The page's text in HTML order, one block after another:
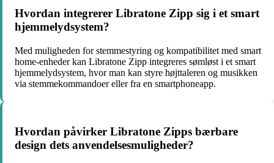
Hvordan integrerer Libratone Zipp sig i et smart
hjemmelydsystem?
Med muligheden for stemmestyring og kompatibilitet med smart
home-enheder kan Libratone Zipp integreres sømløst i et smart
hjemmelydsystem, hvor man kan styre højttaleren og musikken
via stemmekommandoer eller fra en smartphoneapp.
Hvordan påvirker Libratone Zipps bærbare
design dets anvendelsesmuligheder?